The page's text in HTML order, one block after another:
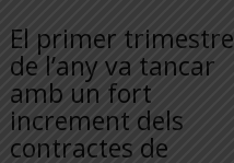
El primer trimestre
de l’any va tancar
amb un fort
increment dels
contractes de